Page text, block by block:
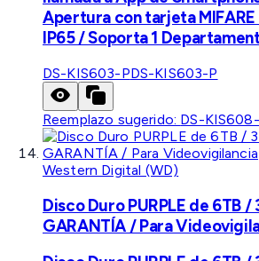
Apertura con tarjeta
IP65 / Soporta 1
DS-KIS603-PDS-KIS603-P
Reemplazo sugerido: DS-
Western Digital (WD)
Disco Duro PURPLE de 6TB /
GARANTÍA / Para